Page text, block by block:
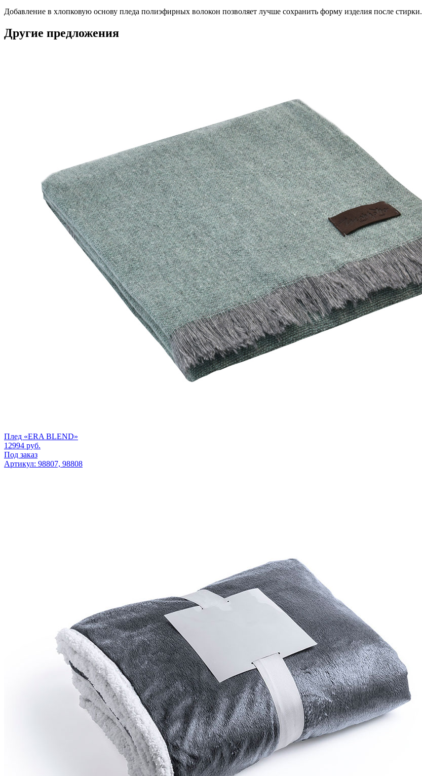
Добавление в хлопковую основу пледа полиэфирных волокон позволяет лучше сохранить форму изделия после стирки.
Другие предложения
Плед «ERA BLEND»
12994 руб.
Под заказ
Артикул: 98807, 98808